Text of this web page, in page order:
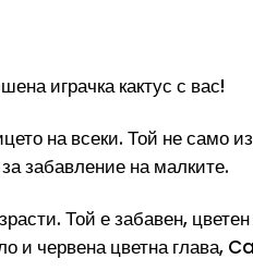
играчка кактус с вас!
на всеки. Той не само
забавление на малките.
Той е забавен,
и червена цветна